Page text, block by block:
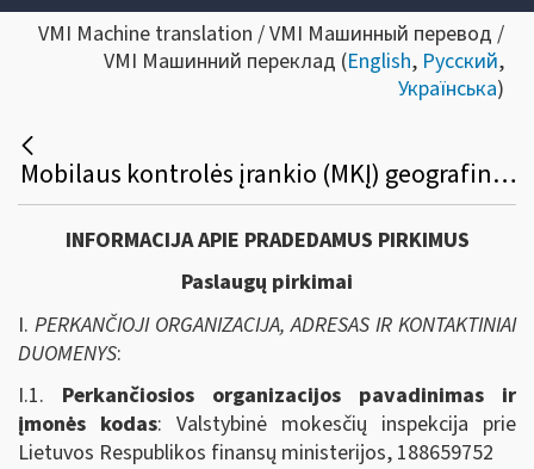
VMI Machine translation / VMI Машинный перевод /
VMI Машинний переклад (English, Русский,
Українська)
Mobilaus kontrolės įrankio (MKĮ) geografinio žemėlapio pagrindu sukūrimo paslaugos bei jam funkcionuoti reikalingos programinės įrangos licencijos prenumeratos viešasis pirkimas
INFORMACIJA APIE PRADEDAMUS PIRKIMUS
Paslaugų pirkimai
I. PERKANČIOJI ORGANIZACIJA, ADRESAS IR KONTAKTINIAI
DUOMENYS:
I.1. Perkančiosios organizacijos pavadinimas ir
įmonės kodas: Valstybinė mokesčių inspekcija prie
Lietuvos Respublikos finansų ministerijos, 188659752